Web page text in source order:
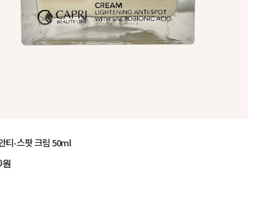
티-스팟 크림 50ml